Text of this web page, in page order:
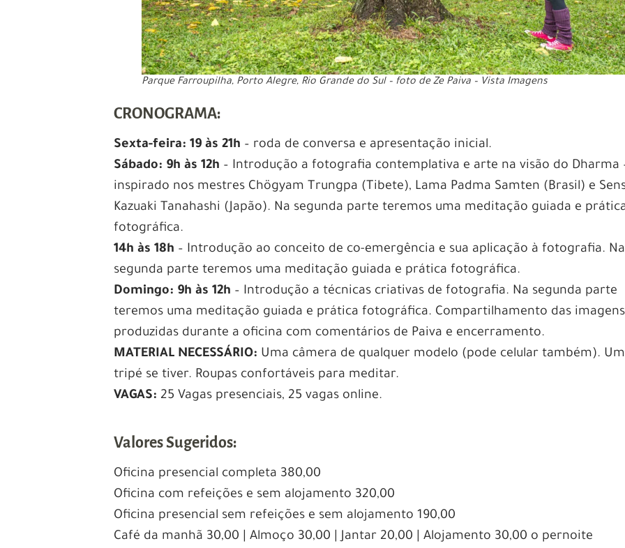
Parque Farroupilha, Porto Alegre, Rio Grande do Sul – foto de Ze Paiva – Vista Imagens
CRONOGRAMA:
Sexta-feira: 19 às 21h – roda de conversa e apresentação inicial.
Sábado: 9h às 12h – Introdução a fotografia contemplativa e arte na visão do Dharma
inspirado nos mestres Chögyam Trungpa (Tibete), Lama Padma Samten (Brasil) e
Kazuaki Tanahashi (Japão). Na segunda parte teremos uma meditação guiada e
fotográfica.
14h às 18h – Introdução ao conceito de co-emergência e sua aplicação à fotografia. Na
segunda parte teremos uma meditação guiada e prática fotográfica.
Domingo: 9h às 12h – Introdução a técnicas criativas de fotografia. Na segunda parte
teremos uma meditação guiada e prática fotográfica. Compartilhamento das imagens
produzidas durante a oficina com comentários de Paiva e encerramento.
MATERIAL NECESSÁRIO: Uma câmera de qualquer modelo (pode celular também). Um
tripé se tiver. Roupas confortáveis para meditar.
VAGAS: 25 Vagas presenciais, 25 vagas online.
Valores Sugeridos:
Oficina presencial completa 380,00
Oficina com refeições e sem alojamento 320,00
Oficina presencial sem refeições e sem alojamento 190,00
Café da manhã 30,00 | Almoço 30,00 | Jantar 20,00 | Alojamento 30,00 o pernoite